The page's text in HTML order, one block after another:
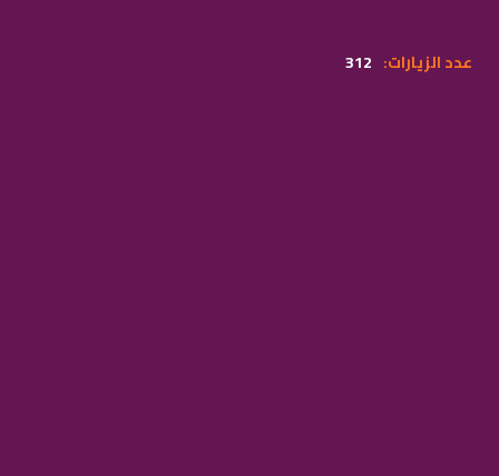
312 :عدد الزيارات